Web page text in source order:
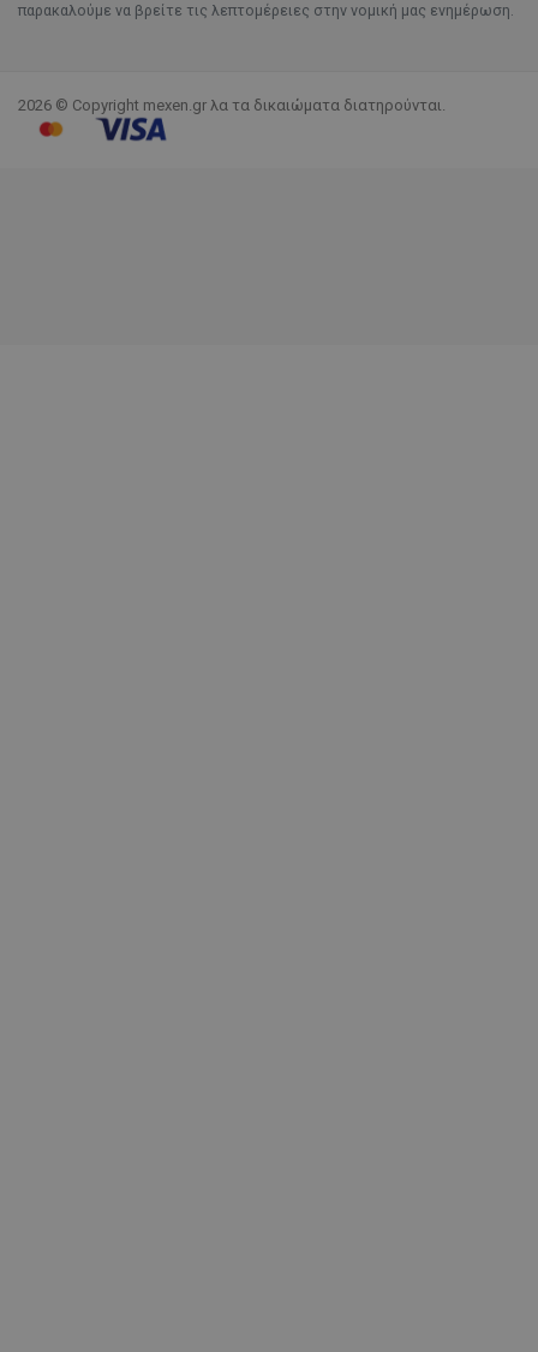
παρακαλούμε να βρείτε τις λεπτομέρειες στην νομική μας ενημέρωση.
2026 © Copyright mexen.gr λα τα δικαιώματα διατηρούνται.